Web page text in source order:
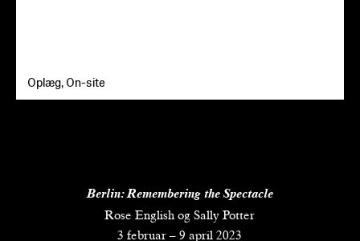
Oplæg, On-site
Berlin: Remembering the Spectacle
Rose English og Sally Potter
3 februar –9 april 2023